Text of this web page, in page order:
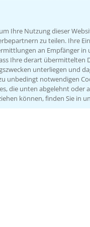
Ihre Nutzung dieser
zu teilen. Ihre
an Empfänger
Ihre derart übermittelten
unterliegen und
unbedingt notwendigen
die unten abgelehnt oder
können, finden Sie in